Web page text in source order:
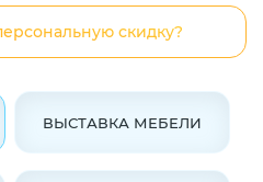
скидку?
ВЫСТАВКА МЕБЕЛИ